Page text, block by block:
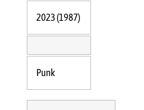
2023 (1987)
Punk